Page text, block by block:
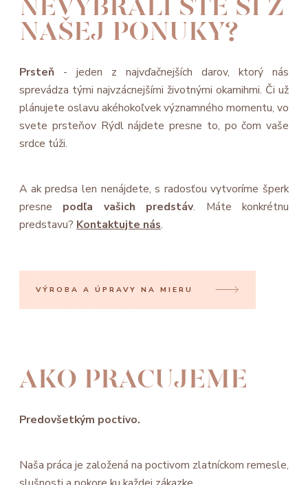
NEVYBRALI STE SI Z
NAŠEJ PONUKY?
Prsteň - jeden z najvďačnejších darov, ktorý nás
sprevádza tými najvzácnejšími životnými okamihmi. Či už
plánujete oslavu akéhokoľvek významného momentu, vo
svete prsteňov Rýdl nájdete presne to, po čom vaše
srdce túži.
A ak predsa len nenájdete, s radosťou vytvoríme šperk
presne podľa vašich predstáv. Máte konkrétnu
predstavu? Kontaktujte nás.
VÝROBA A ÚPRAVY NA MIERU
AKO PRACUJEME
Predovšetkým poctivo.
Naša práca je založená na poctivom zlatníckom remesle,